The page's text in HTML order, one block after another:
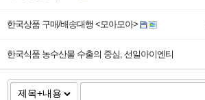
한국상품 구매/배송대행 <모아모아>
한국식품 농수산물 수출의 중심, 선일아이엔티